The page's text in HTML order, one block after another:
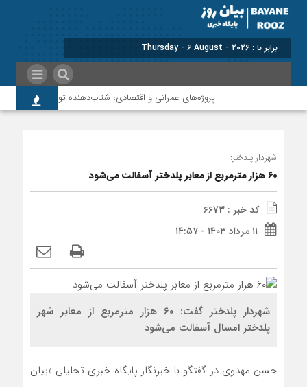
برابر با : Thursday - 6 August - 2026
پروژه‌های عمرانی و اقتصادی، شتاب‌دهنده توسعه پلدختر
شهردار پلدختر:
۶۰ هزار مترمربع از معابر پلدختر آسفالت می‌شود
کد خبر : 6673
۱۱ مرداد ۱۴۰۳ - ۱۴:۵۷
شهردار پلدختر گفت: ۶۰ هزار مترمربع از معابر شهر
پلدختر امسال آسفالت می‌شود
حسن مهدوی در گفتگو با خبرنگار پایگاه خبری تحلیلی «بیان